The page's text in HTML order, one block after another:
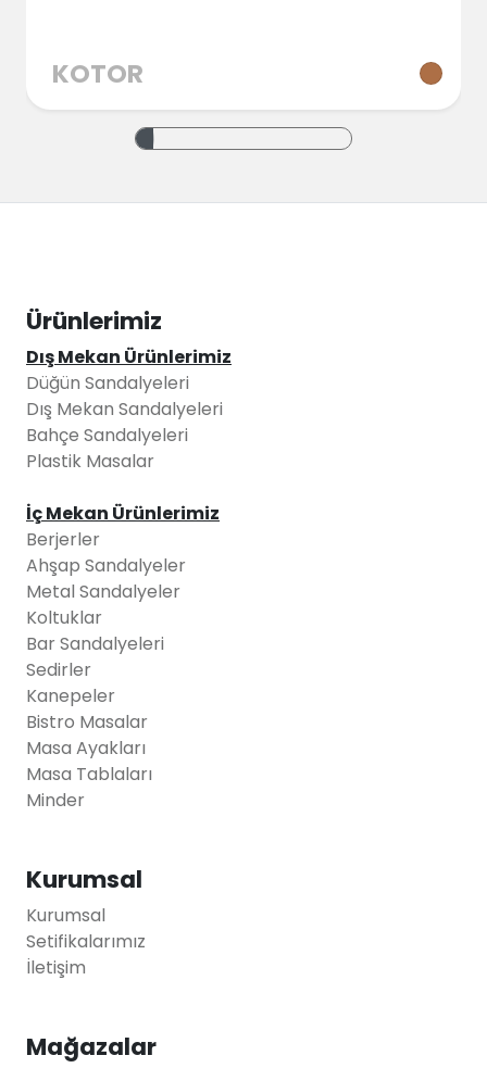
KOTOR
Ürünlerimiz
Dış Mekan Ürünlerimiz
Düğün Sandalyeleri
Dış Mekan Sandalyeleri
Bahçe Sandalyeleri
Plastik Masalar
İç Mekan Ürünlerimiz
Berjerler
Ahşap Sandalyeler
Metal Sandalyeler
Koltuklar
Bar Sandalyeleri
Sedirler
Kanepeler
Bistro Masalar
Masa Ayakları
Masa Tablaları
Minder
Kurumsal
Kurumsal
Setifikalarımız
İletişim
Mağazalar